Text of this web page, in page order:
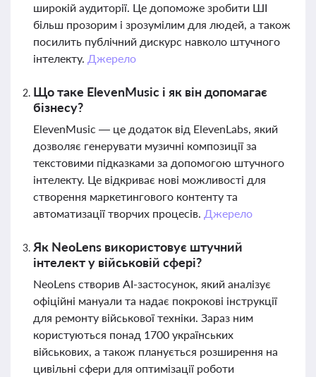
широкій аудиторії. Це допоможе зробити ШІ
більш прозорим і зрозумілим для людей, а також
посилить публічний дискурс навколо штучного
інтелекту. Джерело
Що таке ElevenMusic і як він допомагає
бізнесу?
ElevenMusic — це додаток від ElevenLabs, який
дозволяє генерувати музичні композиції за
текстовими підказками за допомогою штучного
інтелекту. Це відкриває нові можливості для
створення маркетингового контенту та
автоматизації творчих процесів. Джерело
Як NeoLens використовує штучний
інтелект у військовій сфері?
NeoLens створив AI-застосунок, який аналізує
офіційні мануали та надає покрокові інструкції
для ремонту військової техніки. Зараз ним
користуються понад 1700 українських
військових, а також планується розширення на
цивільні сфери для оптимізації роботи